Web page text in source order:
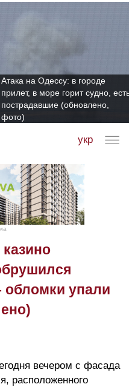
Атака на Одессу: в городе
прилет, в море горит судно,
пострадавшие (обновлено,
фото)
укр
упали
вечером с фасада
расположенного